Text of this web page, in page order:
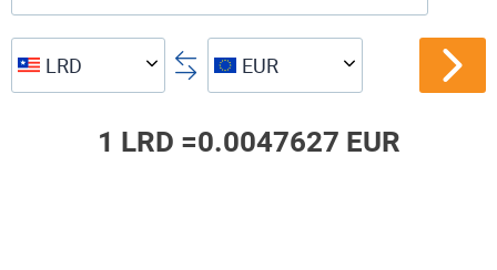
LRD EUR
1 LRD =0.0047627 EUR